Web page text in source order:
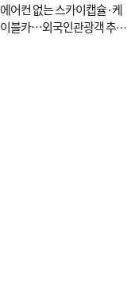
에어컨 없는 스카이캡슐·케
이블카…외국인관광객 추억